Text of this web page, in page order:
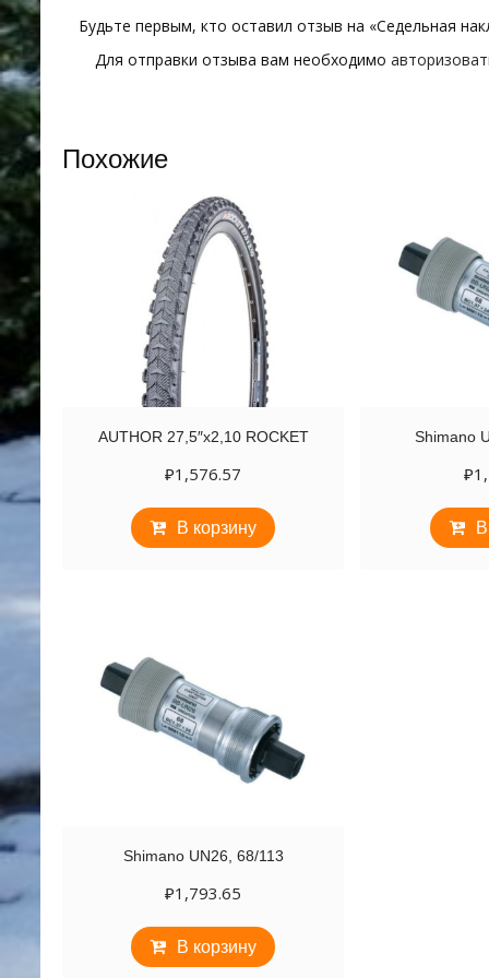
Будьте первым, кто оставил отзыв на «Седельная
Для отправки отзыва вам необходимо
Похожие
AUTHOR 27,5″х2,10 ROCKET
₽1,576.57
В корзину
Shimano
₽
Shimano UN26, 68/113
₽1,793.65
В корзину